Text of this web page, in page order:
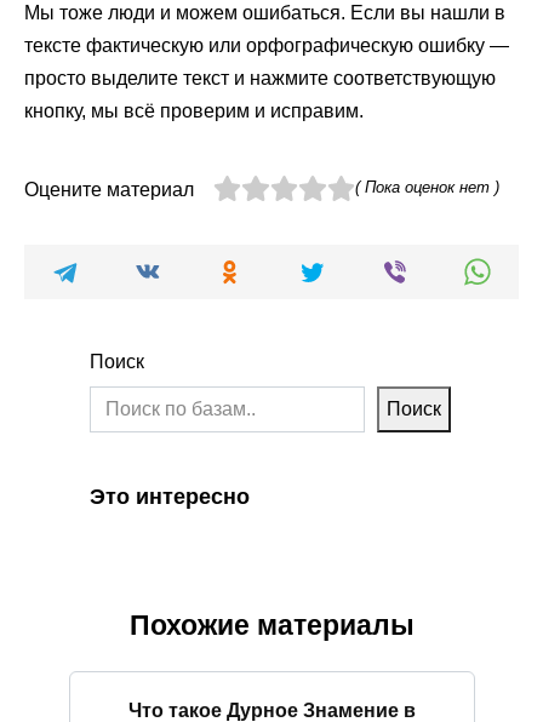
Мы тоже люди и можем ошибаться. Если вы нашли в
тексте фактическую или орфографическую ошибку —
просто выделите текст и нажмите соответствующую
кнопку, мы всё проверим и исправим.
Оцените материал ( Пока оценок нет )
Поиск
Поиск
Это интересно
Похожие материалы
Что такое Дурное Знамение в